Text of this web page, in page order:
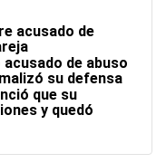
acusado de
de abuso
su defensa
que su
y quedó